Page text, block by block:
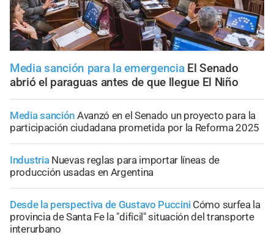
Media sanción para la emergencia El Senado
abrió el paraguas antes de que llegue El Niño
Media sanción Avanzó en el Senado un proyecto para la
participación ciudadana prometida por la Reforma 2025
Industria Nuevas reglas para importar líneas de
producción usadas en Argentina
Desde la perspectiva de Gustavo Puccini Cómo surfea la
provincia de Santa Fe la "difícil" situación del transporte
interurbano